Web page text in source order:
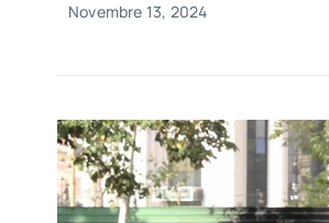
Novembre 13, 2024